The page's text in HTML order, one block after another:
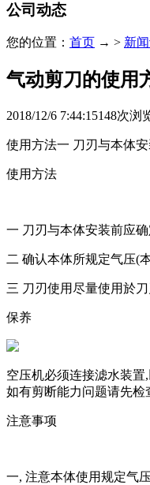
公司动态
您的位置： 首页 → > 新
气动剪刀的使用
2018/12/6 7:44:15148次浏
使用方法一 刀刃与本体
使用方法
一 刀刃与本体安装前应
二 确认本体所规定气压(
三 刀刃使用尽量使用於
保养
空压机必须连接滤水装
如有剪断能力问题请先
注意事项
一, 注意本体使用规定气